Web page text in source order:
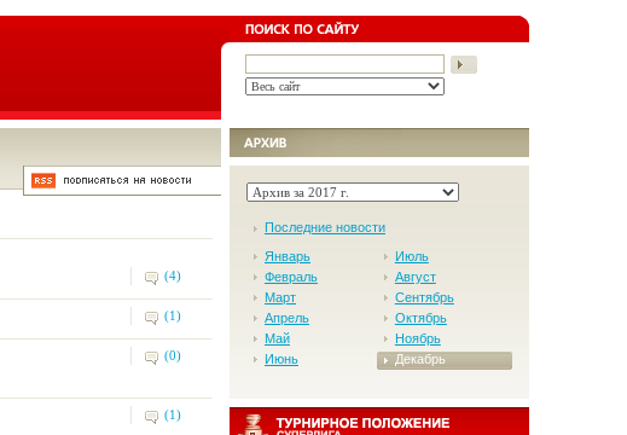
(4)
(1)
(0)
(1)
Последние новости
Январь
Февраль
Март
Апрель
Май
Июнь
Июль
Август
Сентябрь
Октябрь
Ноябрь
Декабрь